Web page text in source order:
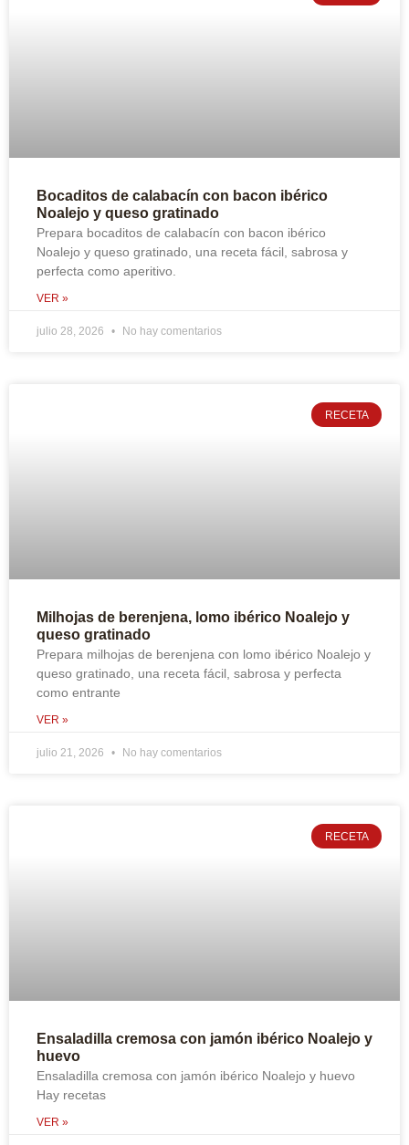
Bocaditos de calabacín con bacon ibérico
Noalejo y queso gratinado
Prepara bocaditos de calabacín con bacon ibérico
Noalejo y queso gratinado, una receta fácil, sabrosa y
perfecta como aperitivo.
VER »
julio 28, 2026 No hay comentarios
RECETA
Milhojas de berenjena, lomo ibérico Noalejo y
queso gratinado
Prepara milhojas de berenjena con lomo ibérico Noalejo y
queso gratinado, una receta fácil, sabrosa y perfecta
como entrante
VER »
julio 21, 2026 No hay comentarios
RECETA
Ensaladilla cremosa con jamón ibérico Noalejo y
huevo
Ensaladilla cremosa con jamón ibérico Noalejo y huevo
Hay recetas
VER »